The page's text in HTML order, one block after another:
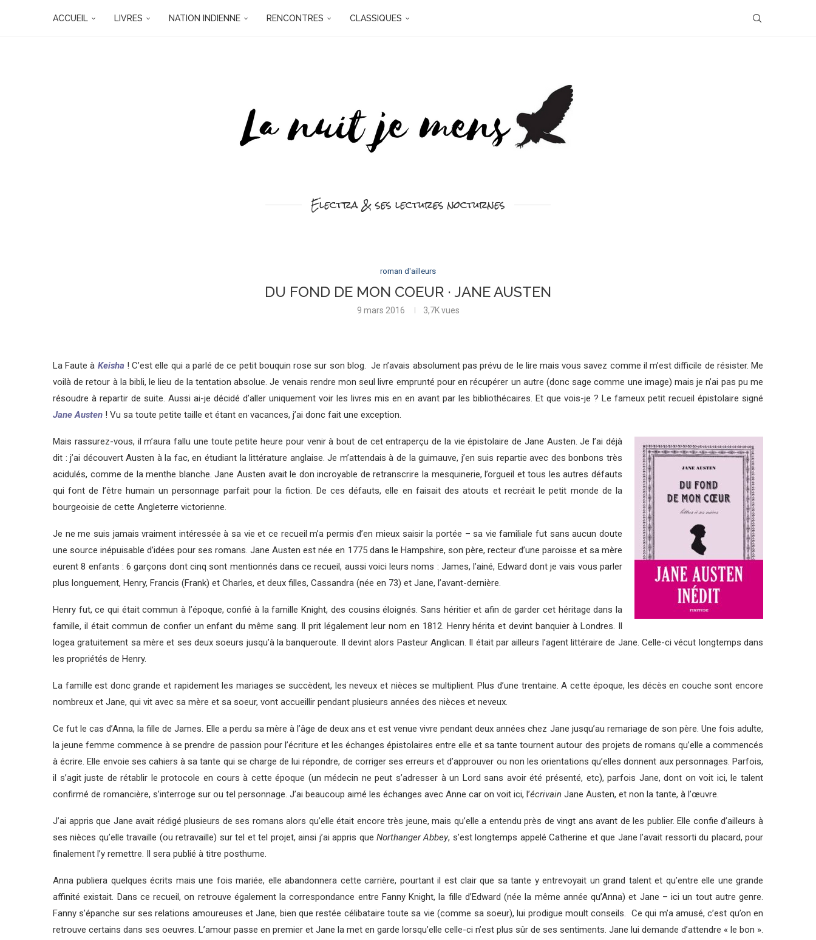
ACCUEIL LIVRES NATION INDIENNE RENCONTRES CLASSIQUES
Electra & ses lectures nocturnes
roman d'ailleurs
DU FOND DE MON COEUR · JANE AUSTEN
9 mars 2016 3,7Kvues
La Faute à Keisha ! C’est elle qui a parlé de ce petit bouquin rose sur son blog. Je n’avais absolument pas prévu de le lire mais vous savez comme il m’est difficile de résister. Me
voilà de retour à la bibli, le lieu de la tentation absolue. Je venais rendre mon seul livre emprunté pour en récupérer un autre (donc sage comme une image) mais je n’ai pas pu me
résoudre à repartir de suite. Aussi ai-je décidé d’aller uniquement voir les livres mis en en avant par les bibliothécaires. Et que vois-je ? Le fameux petit recueil épistolaire signé
Jane Austen ! Vu sa toute petite taille et étant en vacances, j’ai donc fait une exception.
Mais rassurez-vous, il m’aura fallu une toute petite heure pour venir à bout de cet entraperçu de la vie épistolaire de Jane Austen. Je l’ai déjà
dit : j’ai découvert Austen à la fac, en étudiant la littérature anglaise. Je m’attendais à de la guimauve, j’en suis repartie avec des bonbons très
acidulés, comme de la menthe blanche. Jane Austen avait le don incroyable de retranscrire la mesquinerie, l’orgueil et tous les autres défauts
qui font de l’être humain un personnage parfait pour la fiction. De ces défauts, elle en faisait des atouts et recréait le petit monde de la
bourgeoisie de cette Angleterre victorienne.
Je ne me suis jamais vraiment intéressée à sa vie et ce recueil m’a permis d’en mieux saisir la portée – sa vie familiale fut sans aucun doute
une source inépuisable d’idées pour ses romans. Jane Austen est née en 1775 dans le Hampshire, son père, recteur d’une paroisse et sa mère
eurent 8 enfants : 6 garçons dont cinq sont mentionnés dans ce recueil, aussi voici leurs noms : James, l’ainé, Edward dont je vais vous parler
plus longuement, Henry, Francis (Frank) et Charles, et deux filles, Cassandra (née en 73) et Jane, l’avant-dernière.
Henry fut, ce qui était commun à l’époque, confié à la famille Knight, des cousins éloignés. Sans héritier et afin de garder cet héritage dans la
famille, il était commun de confier un enfant du même sang. Il prit légalement leur nom en 1812. Henry hérita et devint banquier à Londres. Il
logea gratuitement sa mère et ses deux soeurs jusqu’à la banqueroute. Il devint alors Pasteur Anglican. Il était par ailleurs l’agent littéraire de Jane. Celle-ci vécut longtemps dans
les propriétés de Henry.
La famille est donc grande et rapidement les mariages se succèdent, les neveux et nièces se multiplient. Plus d’une trentaine. A cette époque, les décès en couche sont encore
nombreux et Jane, qui vit avec sa mère et sa soeur, vont accueillir pendant plusieurs années des nièces et neveux.
Ce fut le cas d’Anna, la fille de James. Elle a perdu sa mère à l’âge de deux ans et est venue vivre pendant deux années chez Jane jusqu’au remariage de son père. Une fois adulte,
la jeune femme commence à se prendre de passion pour l’écriture et les échanges épistolaires entre elle et sa tante tournent autour des projets de romans qu’elle a commencés
à écrire. Elle envoie ses cahiers à sa tante qui se charge de lui répondre, de corriger ses erreurs et d’approuver ou non les orientations qu’elles donnent aux personnages. Parfois,
il s’agit juste de rétablir le protocole en cours à cette époque (un médecin ne peut s’adresser à un Lord sans avoir été présenté, etc), parfois Jane, dont on voit ici, le talent
confirmé de romancière, s’interroge sur ou tel personnage. J’ai beaucoup aimé les échanges avec Anne car on voit ici, l’écrivain Jane Austen, et non la tante, à l’œuvre.
J’ai appris que Jane avait rédigé plusieurs de ses romans alors qu’elle était encore très jeune, mais qu’elle a entendu près de vingt ans avant de les publier. Elle confie d’ailleurs à
ses nièces qu’elle travaille (ou retravaille) sur tel et tel projet, ainsi j’ai appris que Northanger Abbey, s’est longtemps appelé Catherine et que Jane l’avait ressorti du placard, pour
finalement l’y remettre. Il sera publié à titre posthume.
Anna publiera quelques écrits mais une fois mariée, elle abandonnera cette carrière, pourtant il est clair que sa tante y entrevoyait un grand talent et qu’entre elle une grande
affinité existait. Dans ce recueil, on retrouve également la correspondance entre Fanny Knight, la fille d’Edward (née la même année qu’Anna) et Jane – ici un tout autre genre.
Fanny s’épanche sur ses relations amoureuses et Jane, bien que restée célibataire toute sa vie (comme sa soeur), lui prodigue moult conseils. Ce qui m’a amusé, c’est qu’on en
retrouve certains dans ses oeuvres. L’amour passe en premier et Jane la met en garde lorsqu’elle celle-ci n’est plus sûr de ses sentiments. Jane lui demande d’attendre « le bon ».